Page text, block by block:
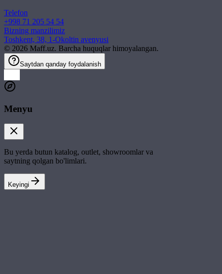
Telefon
+998 71 205 54 54
Bizning manzilimiz
Toshkent, 38, 1-Okoltin avenyusi
© 2026 Maff.uz. Barcha huquqlar himoyalangan.
Saytdan qanday foydalanish
Menyu
Bu yerda butun katalog, outlet, showroomlar va
saytning qolgan bo'limlari.
Keyingi